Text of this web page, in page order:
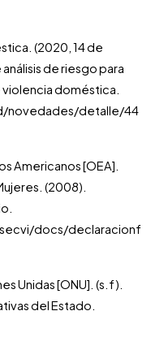
(2020, 14 de
de riesgo para
doméstica.
novedades/detalle/44
Americanos [OEA].
(2008).
docs/declaracionf
Unidas [ONU]. (s.f).
del Estado.